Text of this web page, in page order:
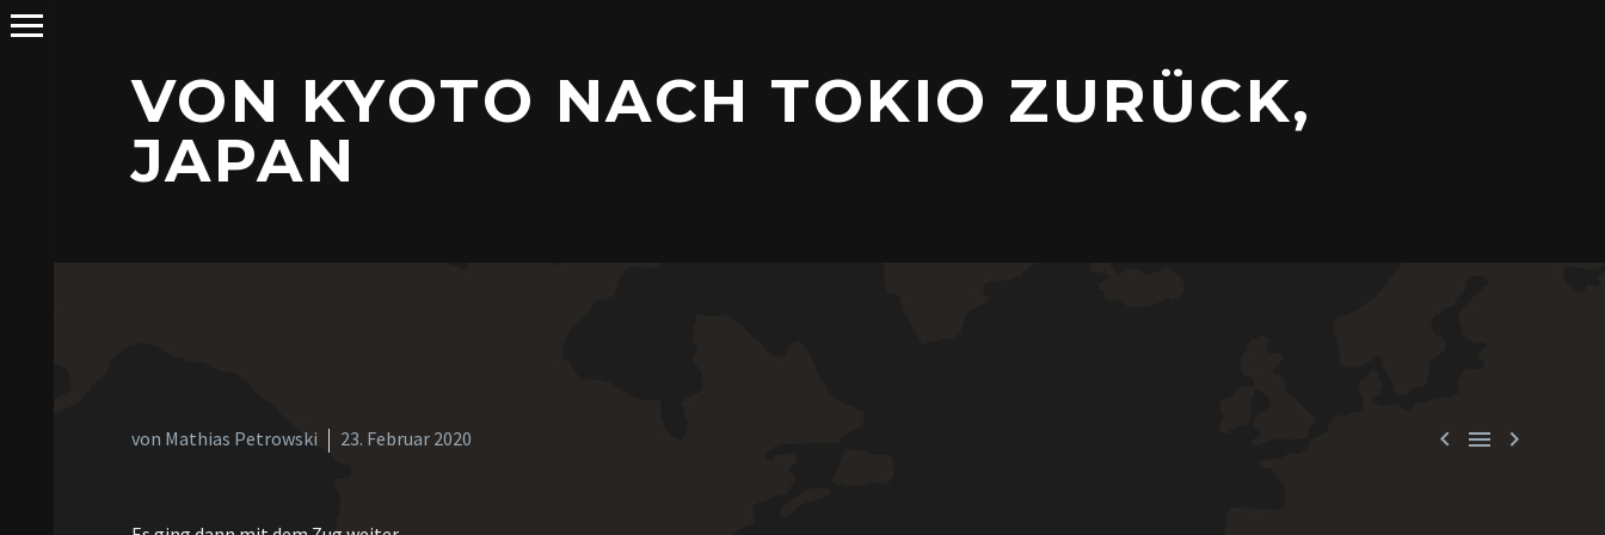
VON KYOTO NACH TOKIO ZURÜCK,
JAPAN
  
von Mathias Petrowski 23. Februar 2020